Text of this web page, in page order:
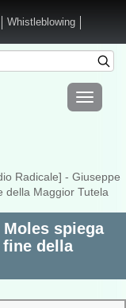
Whistleblowing
di
Toggle
Radicale] - Giuseppe
della Maggior Tutela
spiega
fine della